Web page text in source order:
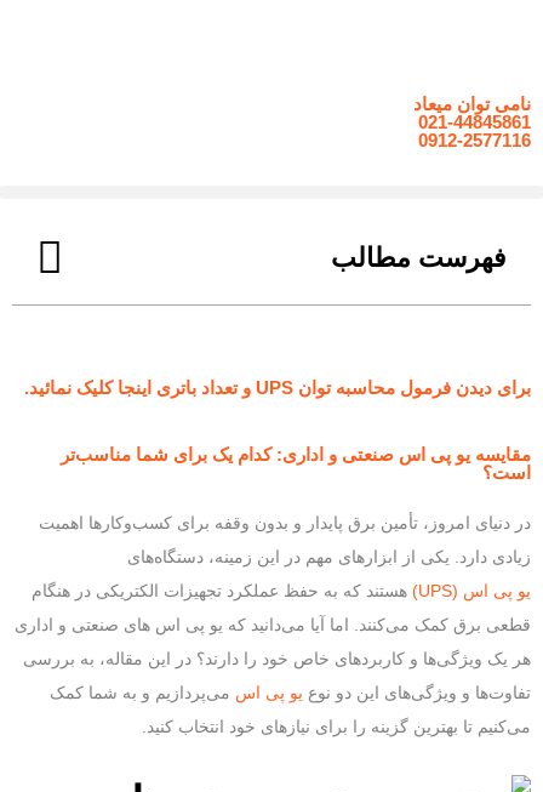
نامی توان میعاد
021-44845861
0912-2577116
فهرست مطالب
برای دیدن فرمول محاسبه توان UPS و تعداد باتری اینجا کلیک نمائید.
مقایسه یو پی اس صنعتی و اداری: کدام یک برای شما مناسب‌تر
است؟
در دنیای امروز، تأمین برق پایدار و بدون وقفه برای کسب‌وکارها اهمیت
زیادی دارد. یکی از ابزارهای مهم در این زمینه، دستگاه‌های
یو پی اس (UPS)
هستند که به حفظ عملکرد تجهیزات الکتریکی در هنگام
قطعی برق کمک می‌کنند. اما آیا می‌دانید که یو پی اس های صنعتی و اداری
هر یک ویژگی‌ها و کاربردهای خاص خود را دارند؟ در این مقاله، به بررسی
تفاوت‌ها و ویژگی‌های این دو نوع یو پی اس می‌پردازیم و به شما کمک
می‌کنیم تا بهترین گزینه را برای نیازهای خود انتخاب کنید.